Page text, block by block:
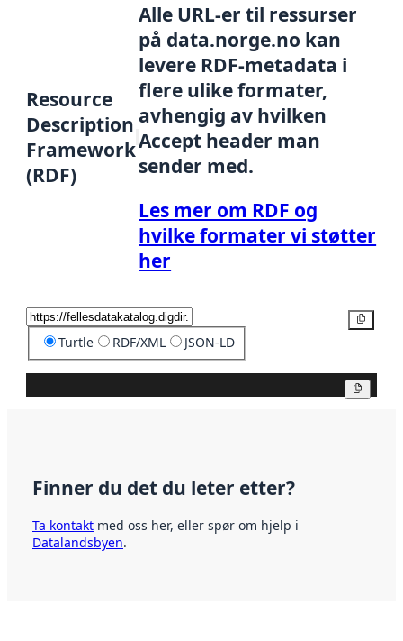
Resource
Description
Framework
(RDF)
Alle URL-er til ressurser
på data.norge.no kan
levere RDF-metadata i
flere ulike formater,
avhengig av hvilken
Accept header man
sender med.
Les mer om RDF og
hvilke formater vi støtter
her
Turtle RDF/XML JSON-LD
Finner du det du leter etter?
Ta kontakt med oss her, eller spør om hjelp i
Datalandsbyen.